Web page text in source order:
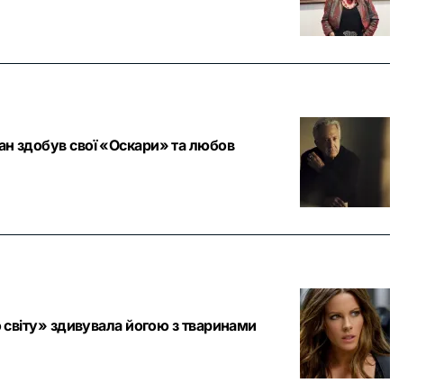
здобув свої «Оскари» та любов
здивувала йогою з тваринами